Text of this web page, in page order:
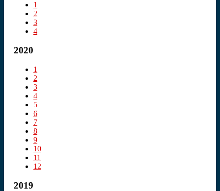
1
2
3
4
2020
1
2
3
4
5
6
7
8
9
10
11
12
2019